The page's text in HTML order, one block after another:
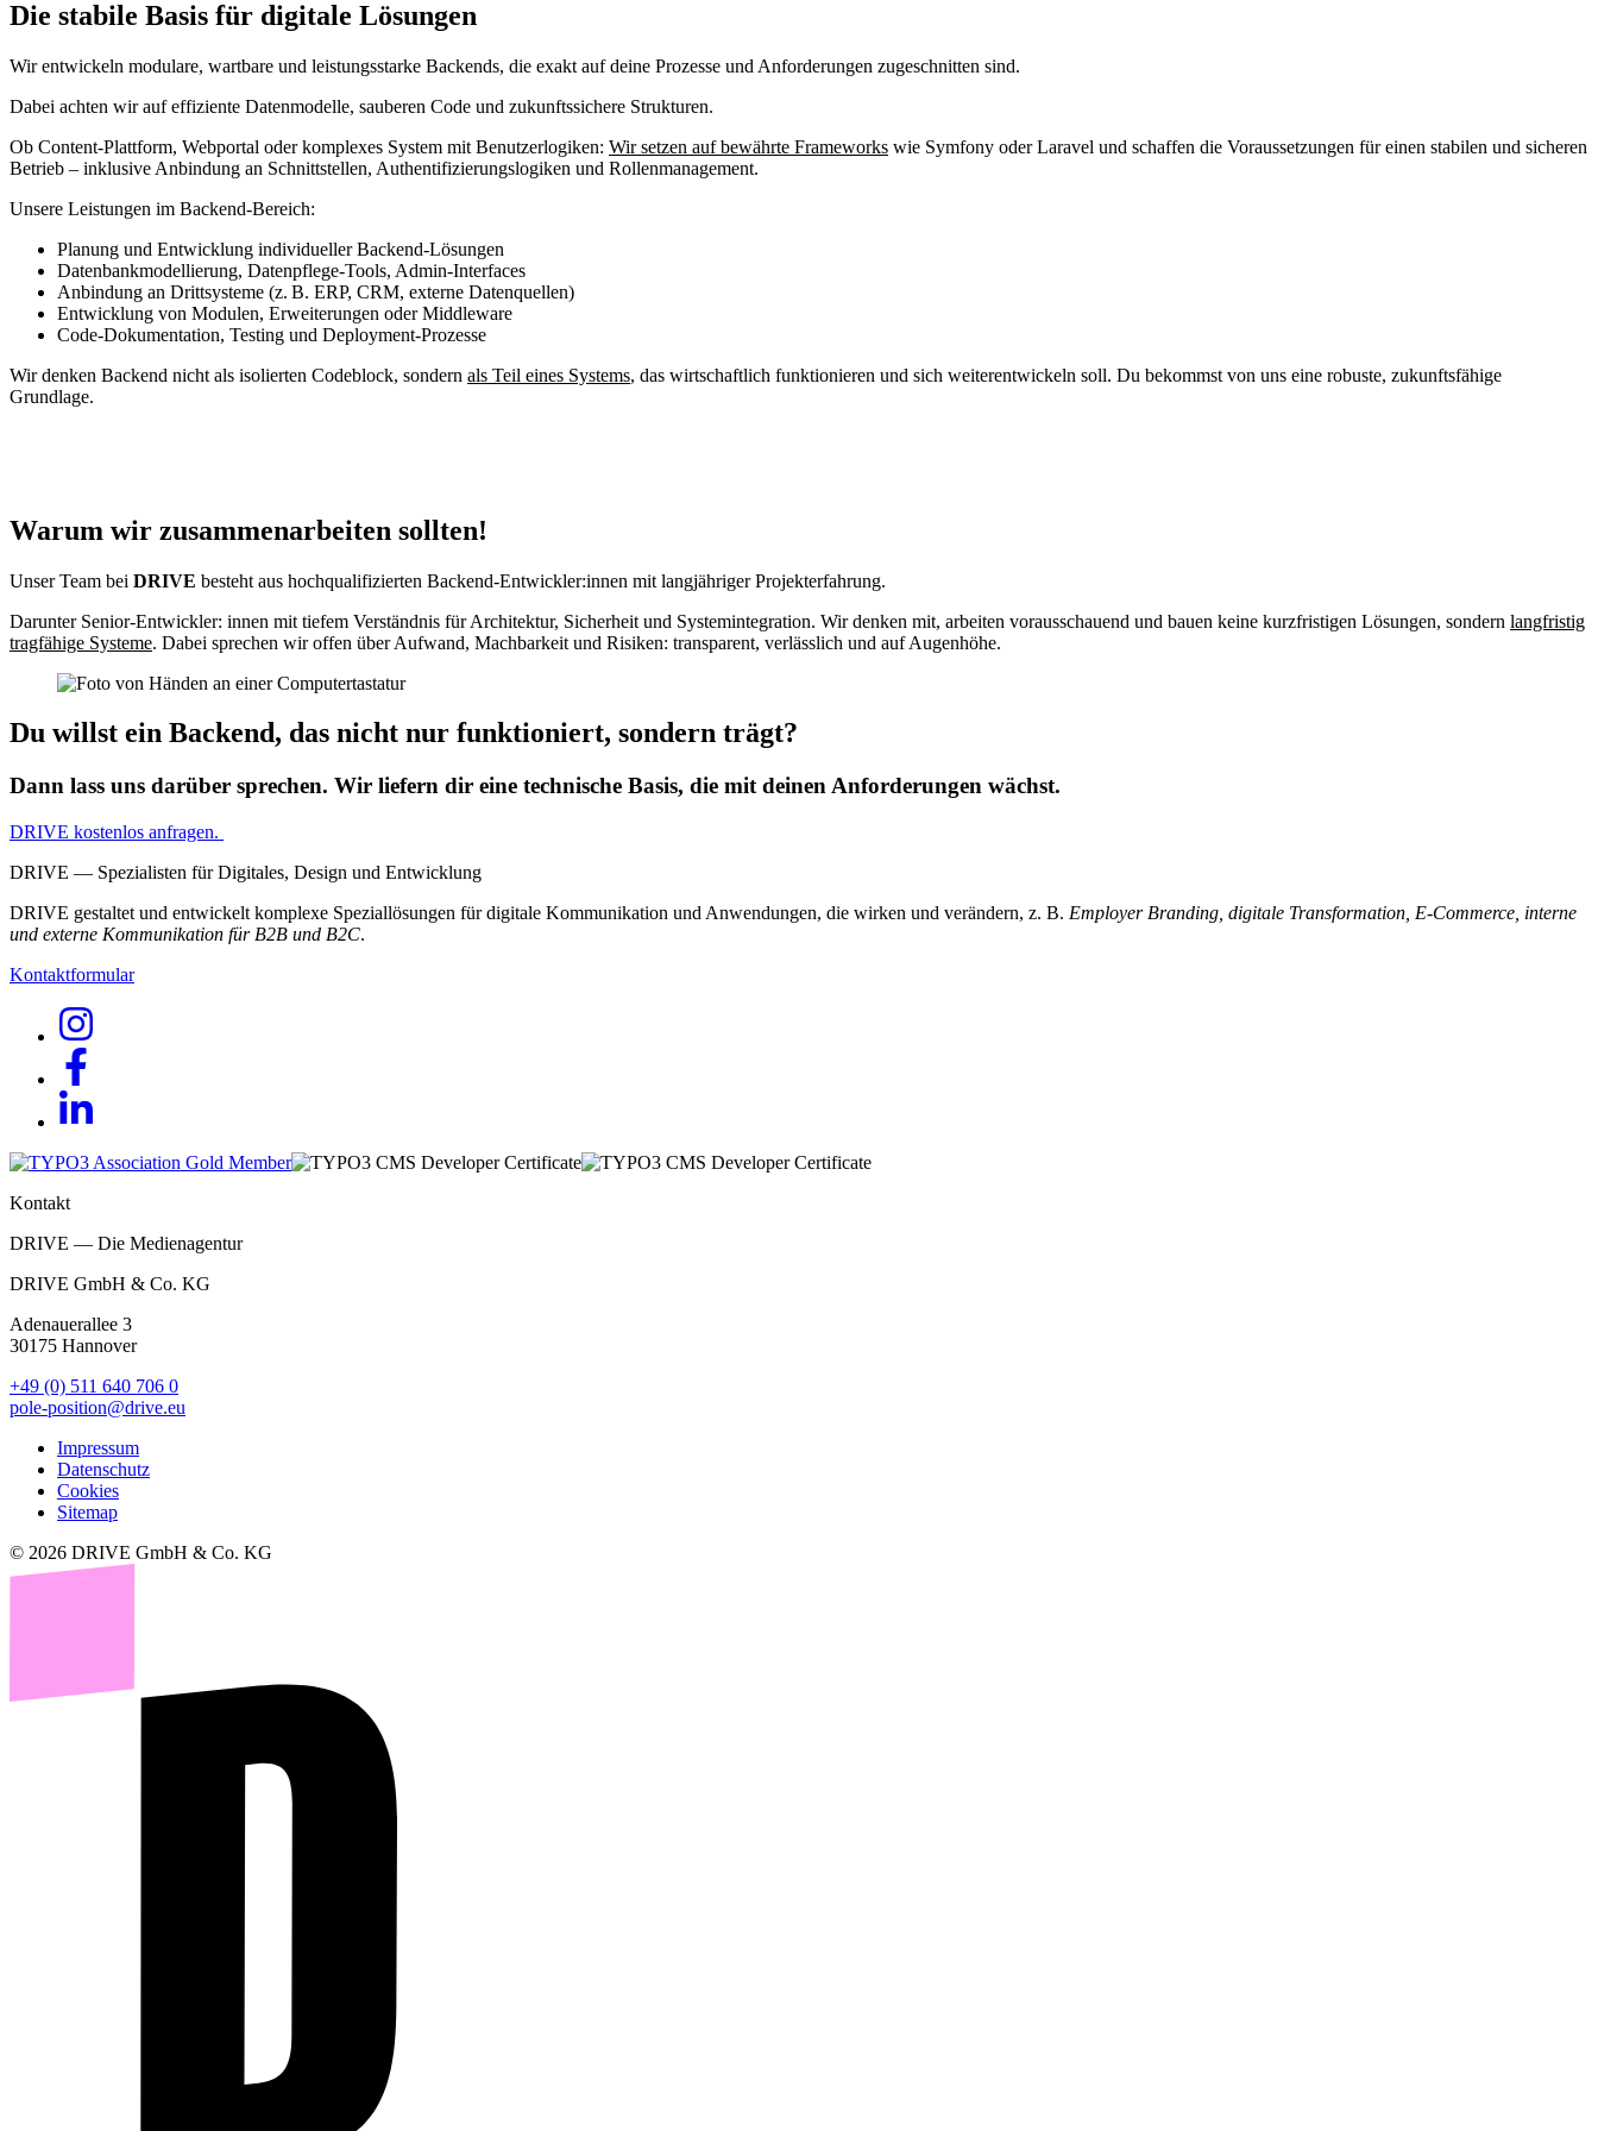
Die stabile Basis für digitale Lösungen
Wir entwickeln modulare, wartbare und leistungsstarke Backends, die exakt auf deine Prozesse und Anforderungen zugeschnitten sind.
Dabei achten wir auf effiziente Datenmodelle, sauberen Code und zukunftssichere Strukturen.
Ob Content-Plattform, Webportal oder komplexes System mit Benutzerlogiken: Wir setzen auf bewährte Frameworks wie Symfony oder Laravel und schaffen die Voraussetzungen für einen stabilen und sicheren
Betrieb – inklusive Anbindung an Schnittstellen, Authentifizierungslogiken und Rollenmanagement.
Unsere Leistungen im Backend-Bereich:
Planung und Entwicklung individueller Backend-Lösungen
Datenbankmodellierung, Datenpflege-Tools, Admin-Interfaces
Anbindung an Drittsysteme (z. B. ERP, CRM, externe Datenquellen)
Entwicklung von Modulen, Erweiterungen oder Middleware
Code-Dokumentation, Testing und Deployment-Prozesse
Wir denken Backend nicht als isolierten Codeblock, sondern als Teil eines Systems, das wirtschaftlich funktionieren und sich weiterentwickeln soll. Du bekommst von uns eine robuste, zukunftsfähige
Grundlage.
Warum wir zusammenarbeiten sollten!
Unser Team bei DRIVE besteht aus hochqualifizierten Backend-Entwickler:innen mit langjähriger Projekterfahrung.
Darunter Senior-Entwickler: innen mit tiefem Verständnis für Architektur, Sicherheit und Systemintegration. Wir denken mit, arbeiten vorausschauend und bauen keine kurzfristigen Lösungen, sondern langfristig
tragfähige Systeme. Dabei sprechen wir offen über Aufwand, Machbarkeit und Risiken: transparent, verlässlich und auf Augenhöhe.
Du willst ein Backend, das nicht nur funktioniert, sondern trägt?
Dann lass uns darüber sprechen. Wir liefern dir eine technische Basis, die mit deinen Anforderungen wächst.
DRIVE kostenlos anfragen.
DRIVE — Spezialisten für Digitales, Design und Entwicklung
DRIVE gestaltet und entwickelt komplexe Speziallösungen für digitale Kommunikation und Anwendungen, die wirken und verändern, z. B. Employer Branding, digitale Transformation, E-Commerce, interne
und externe Kommunikation für B2B und B2C.
Kontaktformular
Kontakt
DRIVE — Die Medienagentur
DRIVE GmbH & Co. KG
Adenauerallee 3
30175 Hannover
+49 (0) 511 640 706 0
pole-position@drive.eu
Impressum
Datenschutz
Cookies
Sitemap
© 2026 DRIVE GmbH & Co. KG